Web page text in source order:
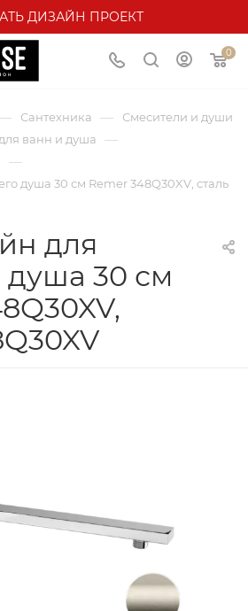
ДИЗАЙН ПРОЕКТ
0
Сантехника — Смесители и души
ванн и душа —
—
душа 30 см Remer 348Q30XV, сталь
для
душа 30 см